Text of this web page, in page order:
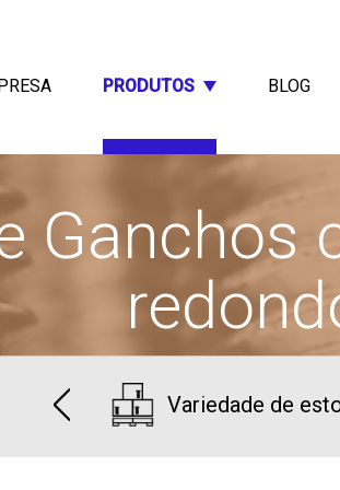
PRODUTOS BLOG
Ganchos
Variedade de